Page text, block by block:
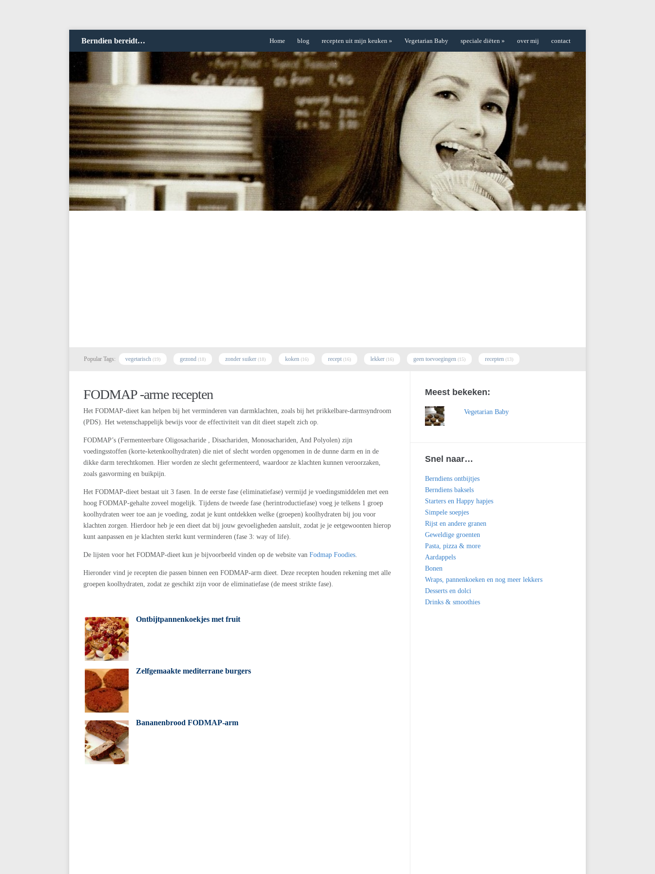
Berndien bereidt… Home blog recepten uit mijn keuken » Vegetarian Baby speciale diëten » over mij contact
Popular Tags: vegetarisch (19) gezond (18) zonder suiker (18) koken (16) recept (16) lekker (16) geen toevoegingen (15) recepten (13)
FODMAP -arme recepten
Het FODMAP-dieet kan helpen bij het verminderen van darmklachten, zoals bij het prikkelbare-darmsyndroom
(PDS). Het wetenschappelijk bewijs voor de effectiviteit van dit dieet stapelt zich op.
FODMAP’s (Fermenteerbare Oligosacharide , Disachariden, Monosachariden, And Polyolen) zijn
voedingsstoffen (korte-ketenkoolhydraten) die niet of slecht worden opgenomen in de dunne darm en in de
dikke darm terechtkomen. Hier worden ze slecht gefermenteerd, waardoor ze klachten kunnen veroorzaken,
zoals gasvorming en buikpijn.
Het FODMAP-dieet bestaat uit 3 fasen. In de eerste fase (eliminatiefase) vermijd je voedingsmiddelen met een
hoog FODMAP-gehalte zoveel mogelijk. Tijdens de tweede fase (herintroductiefase) voeg je telkens 1 groep
koolhydraten weer toe aan je voeding, zodat je kunt ontdekken welke (groepen) koolhydraten bij jou voor
klachten zorgen. Hierdoor heb je een dieet dat bij jouw gevoeligheden aansluit, zodat je je eetgewoonten hierop
kunt aanpassen en je klachten sterkt kunt verminderen (fase 3: way of life).
De lijsten voor het FODMAP-dieet kun je bijvoorbeeld vinden op de website van Fodmap Foodies.
Hieronder vind je recepten die passen binnen een FODMAP-arm dieet. Deze recepten houden rekening met alle
groepen koolhydraten, zodat ze geschikt zijn voor de eliminatiefase (de meest strikte fase).
Ontbijtpannenkoekjes met fruit
Zelfgemaakte mediterrane burgers
Bananenbrood FODMAP-arm
Meest bekeken:
Vegetarian Baby
Snel naar…
Berndiens ontbijtjes
Berndiens baksels
Starters en Happy hapjes
Simpele soepjes
Rijst en andere granen
Geweldige groenten
Pasta, pizza & more
Aardappels
Bonen
Wraps, pannenkoeken en nog meer lekkers
Desserts en dolci
Drinks & smoothies